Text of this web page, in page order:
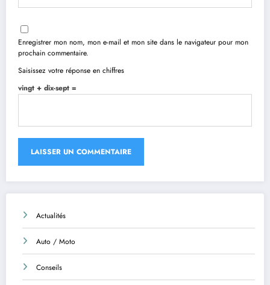
Enregistrer mon nom, mon e-mail et mon site dans le navigateur pour mon
prochain commentaire.
Saisissez votre réponse en chiffres
vingt + dix-sept =
Actualités
Auto / Moto
Conseils